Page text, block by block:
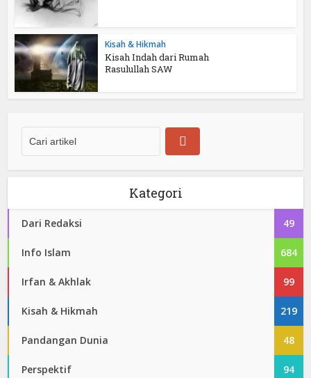
Kisah & Hikmah
Kisah Indah dari Rumah
Rasulullah SAW
Kategori
Dari Redaksi 49
Info Islam 684
Irfan & Akhlak 99
Kisah & Hikmah 219
Pandangan Dunia 48
Perspektif 94